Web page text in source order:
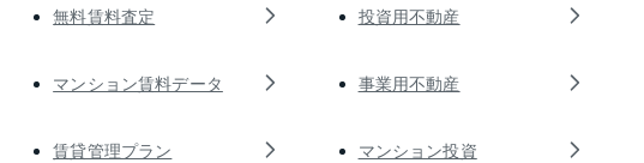
無料賃料査定
マンション賃料データ
賃貸管理プラン
投資用不動産
事業用不動産
マンション投資